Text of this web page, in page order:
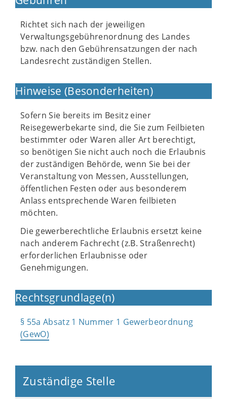
Richtet sich nach der jeweiligen
Verwaltungsgebührenordnung des Landes
bzw. nach den Gebührensatzungen der nach
Landesrecht zuständigen Stellen.
Hinweise (Besonderheiten)
Sofern Sie bereits im Besitz einer
Reisegewerbekarte sind, die Sie zum Feilbieten
bestimmter oder Waren aller Art berechtigt,
so benötigen Sie nicht auch noch die Erlaubnis
der zuständigen Behörde, wenn Sie bei der
Veranstaltung von Messen, Ausstellungen,
öffentlichen Festen oder aus besonderem
Anlass entsprechende Waren feilbieten
möchten.
Die gewerberechtliche Erlaubnis ersetzt keine
nach anderem Fachrecht (z.B. Straßenrecht)
erforderlichen Erlaubnisse oder
Genehmigungen.
Rechtsgrundlage(n)
§ 55a Absatz 1 Nummer 1 Gewerbeordnung
(GewO)
Zuständige Stelle